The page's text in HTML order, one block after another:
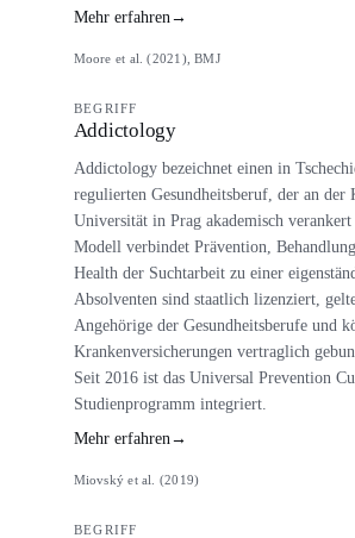
Mehr erfahren→
Moore et al. (2021), BMJ
BEGRIFF
Addictology
Addictology bezeichnet einen in
regulierten Gesundheitsberuf, der an der
Universität in Prag akademisch
Modell verbindet Prävention,
Health der Suchtarbeit zu einer
Absolventen sind staatlich lizenziert,
Angehörige der Gesundheitsberufe und
Krankenversicherungen vertraglich
Seit 2016 ist das Universal Prevention
Studienprogramm integriert.
Mehr erfahren →
Miovský et al. (2019)
BEGRIFF